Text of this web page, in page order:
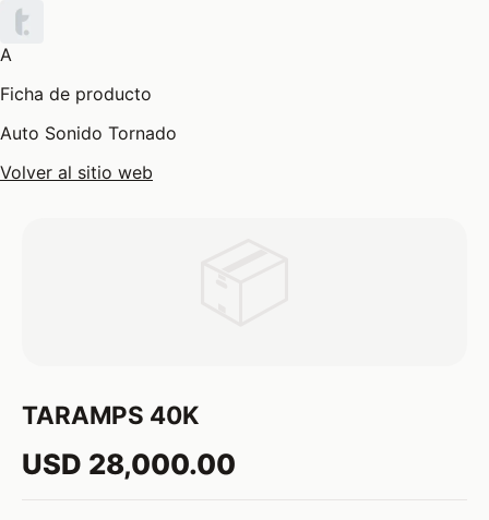
A
Ficha de producto
Auto Sonido Tornado
Volver al sitio web
TARAMPS 40K
USD 28,000.00